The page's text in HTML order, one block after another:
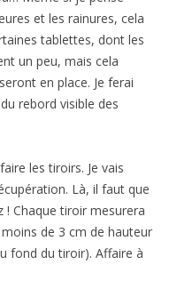
et les rainures, cela
tablettes, dont les
un peu, mais cela
en place. Je ferai
rebord visible des
les tiroirs. Je vais
Là, il faut que
! Chaque tiroir mesurera
de 3 cm de hauteur
fond du tiroir). Affaire à